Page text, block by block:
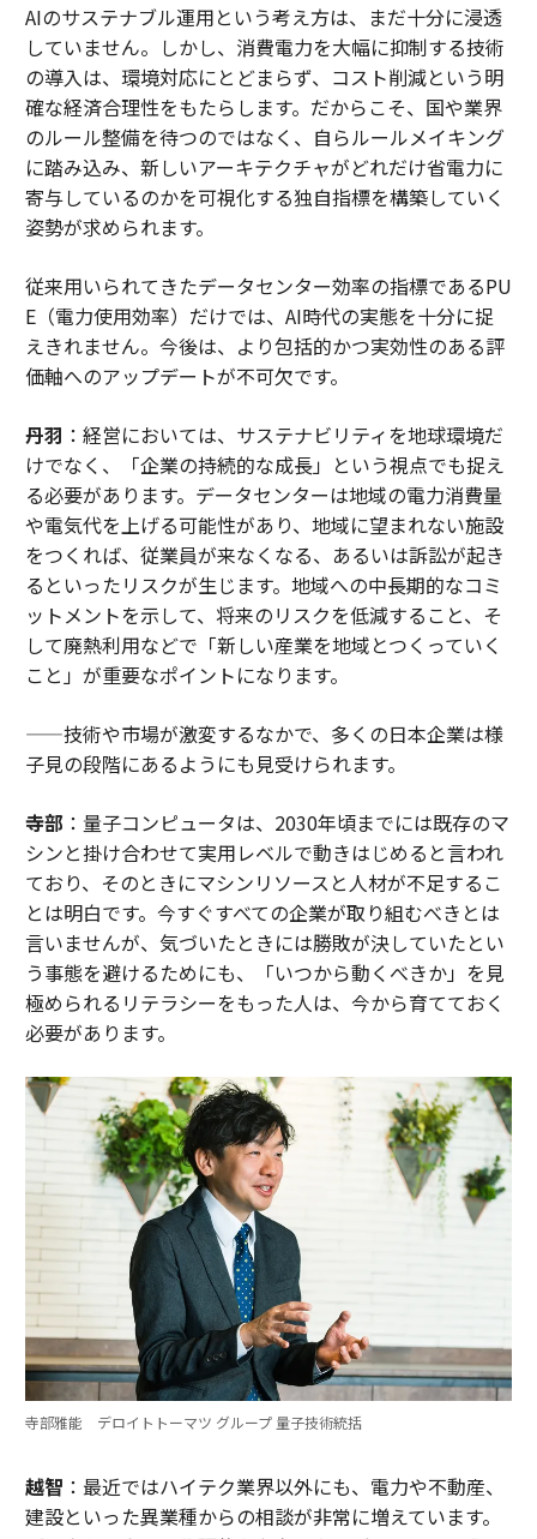
AIのサステナブル運用という考え方は、まだ十分に浸透
していません。しかし、消費電力を大幅に抑制する技術
の導入は、環境対応にとどまらず、コスト削減という明
確な経済合理性をもたらします。だからこそ、国や業界
のルール整備を待つのではなく、自らルールメイキング
に踏み込み、新しいアーキテクチャがどれだけ省電力に
寄与しているのかを可視化する独自指標を構築していく
姿勢が求められます。
従来用いられてきたデータセンター効率の指標であるPU
E（電力使用効率）だけでは、AI時代の実態を十分に捉
えきれません。今後は、より包括的かつ実効性のある評
価軸へのアップデートが不可欠です。
丹羽 ：経営においては、サステナビリティを地球環境だ
けでなく、「企業の持続的な成長」という視点でも捉え
る必要があります。データセンターは地域の電力消費量
や電気代を上げる可能性があり、地域に望まれない施設
をつくれば、従業員が来なくなる、あるいは訴訟が起き
るといったリスクが生じます。地域への中長期的なコミ
ットメントを示して、将来のリスクを低減すること、そ
して廃熱利用などで「新しい産業を地域とつくっていく
こと」が重要なポイントになります。
——技術や市場が激変するなかで、多くの日本企業は様
子見の段階にあるようにも見受けられます。
寺部 ：量子コンピュータは、2030年頃までには既存のマ
シンと掛け合わせて実用レベルで動きはじめると言われ
ており、そのときにマシンリソースと人材が不足するこ
とは明白です。今すぐすべての企業が取り組むべきとは
言いませんが、気づいたときには勝敗が決していたとい
う事態を避けるためにも、「いつから動くべきか」を見
極められるリテラシーをもった人は、今から育てておく
必要があります。
寺部雅能 デロイトトーマツ グループ 量子技術統括
越智 ：最近ではハイテク業界以外にも、電力や不動産、
建設といった異業種からの相談が非常に増えています。